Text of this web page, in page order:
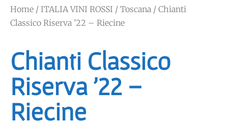
Home / ITALIA VINI ROSSI / Toscana / Chianti
Classico Riserva ’22 – Riecine
Chianti Classico
Riserva ’22 –
Riecine